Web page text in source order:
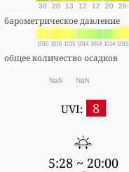
30 20 13 12 12 20 26
барометрическое давление
1015 1016 1015 1014 1014 1014 1015
общее количество осадков
NaN NaN
UVI: 8
5:28 ~ 20:00